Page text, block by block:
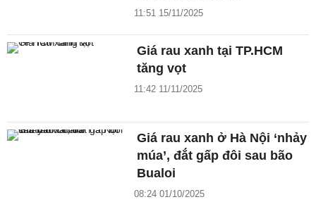
11:51 15/11/2025
Giá rau xanh tại TP.HCM
tăng vọt
11:42 11/11/2025
Giá rau xanh ở Hà Nội ‘nhảy
múa’, đắt gấp đôi sau bão
Bualoi
08:24 01/10/2025